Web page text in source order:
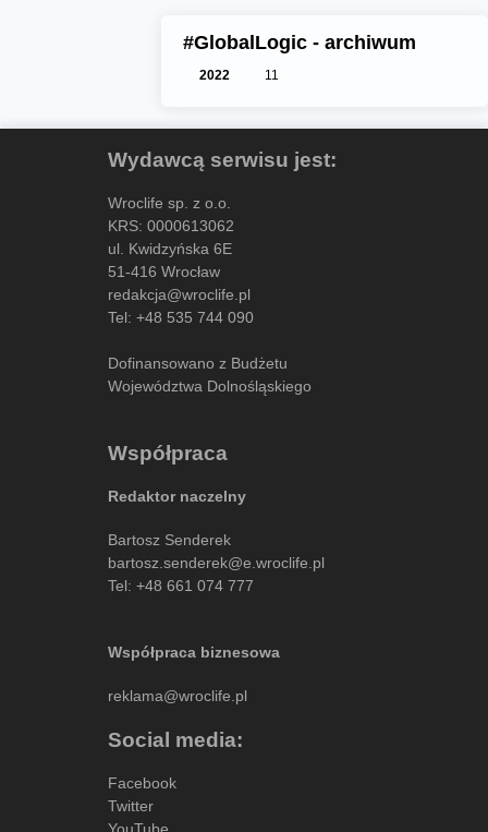
#GlobalLogic - archiwum
2022 11
Wydawcą serwisu jest:
Wroclife sp. z o.o.
KRS: 0000613062
ul. Kwidzyńska 6E
51-416 Wrocław
redakcja@wroclife.pl
Tel: +48 535 744 090
Dofinansowano z Budżetu
Województwa Dolnośląskiego
Współpraca
Redaktor naczelny
Bartosz Senderek
bartosz.senderek@e.wroclife.pl
Tel: +48 661 074 777
Współpraca biznesowa
reklama@wroclife.pl
Social media:
Facebook
Twitter
YouTube